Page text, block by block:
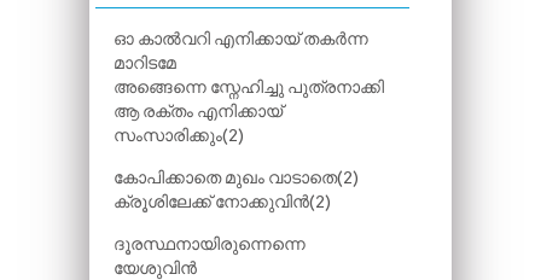
ഓ കാൽവറി എനിക്കായ് തകർന്ന
മാറിടമേ
അങ്ങെന്നെ സ്നേഹിച്ചു പുത്രനാക്കി
ആ രക്തം എനിക്കായ്
സംസാരിക്കും(2)
കോപിക്കാതെ മുഖം വാടാതെ(2)
ക്രൂശിലേക്ക് നോക്കുവിൻ(2)
ദൂരസ്ഥനായിരുന്നെന്നെ
യേശുവിൻ